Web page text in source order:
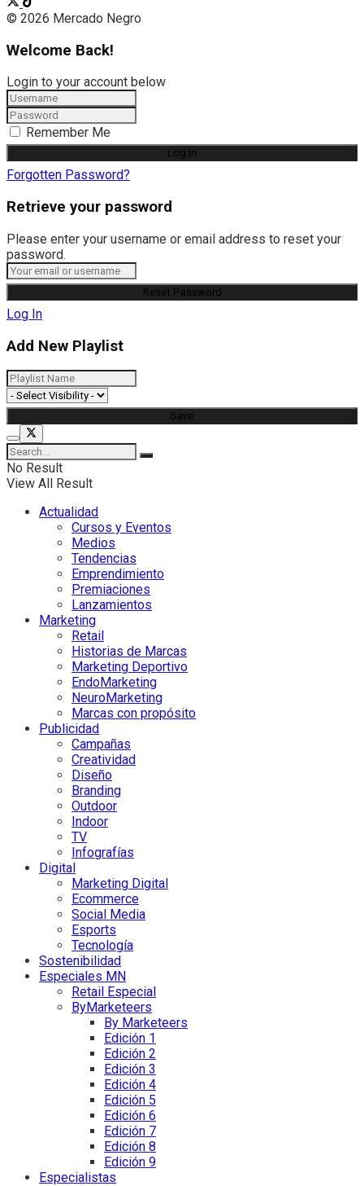
© 2026 Mercado Negro
Welcome Back!
Login to your account below
Remember Me
Forgotten Password?
Retrieve your password
Please enter your username or email address to reset your
password.
Log In
Add New Playlist
No Result
View All Result
Actualidad
Cursos y Eventos
Medios
Tendencias
Emprendimiento
Premiaciones
Lanzamientos
Marketing
Retail
Historias de Marcas
Marketing Deportivo
EndoMarketing
NeuroMarketing
Marcas con propósito
Publicidad
Campañas
Creatividad
Diseño
Branding
Outdoor
Indoor
TV
Infografías
Digital
Marketing Digital
Ecommerce
Social Media
Esports
Tecnología
Sostenibilidad
Especiales MN
Retail Especial
ByMarketeers
By Marketeers
Edición 1
Edición 2
Edición 3
Edición 4
Edición 5
Edición 6
Edición 7
Edición 8
Edición 9
Especialistas